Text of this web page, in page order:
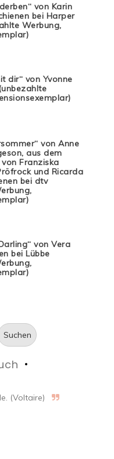
von Karin
bei Harper
Werbung,
dir“ von Yvonne
von Anne
aus dem
Franziska
und Ricarda
bei dtv
von Vera
bei Lübbe
Suchen
(Voltaire)